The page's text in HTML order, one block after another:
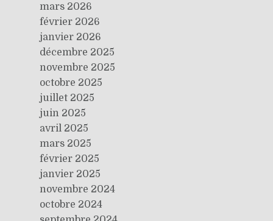
mars 2026
février 2026
janvier 2026
décembre 2025
novembre 2025
octobre 2025
juillet 2025
juin 2025
avril 2025
mars 2025
février 2025
janvier 2025
novembre 2024
octobre 2024